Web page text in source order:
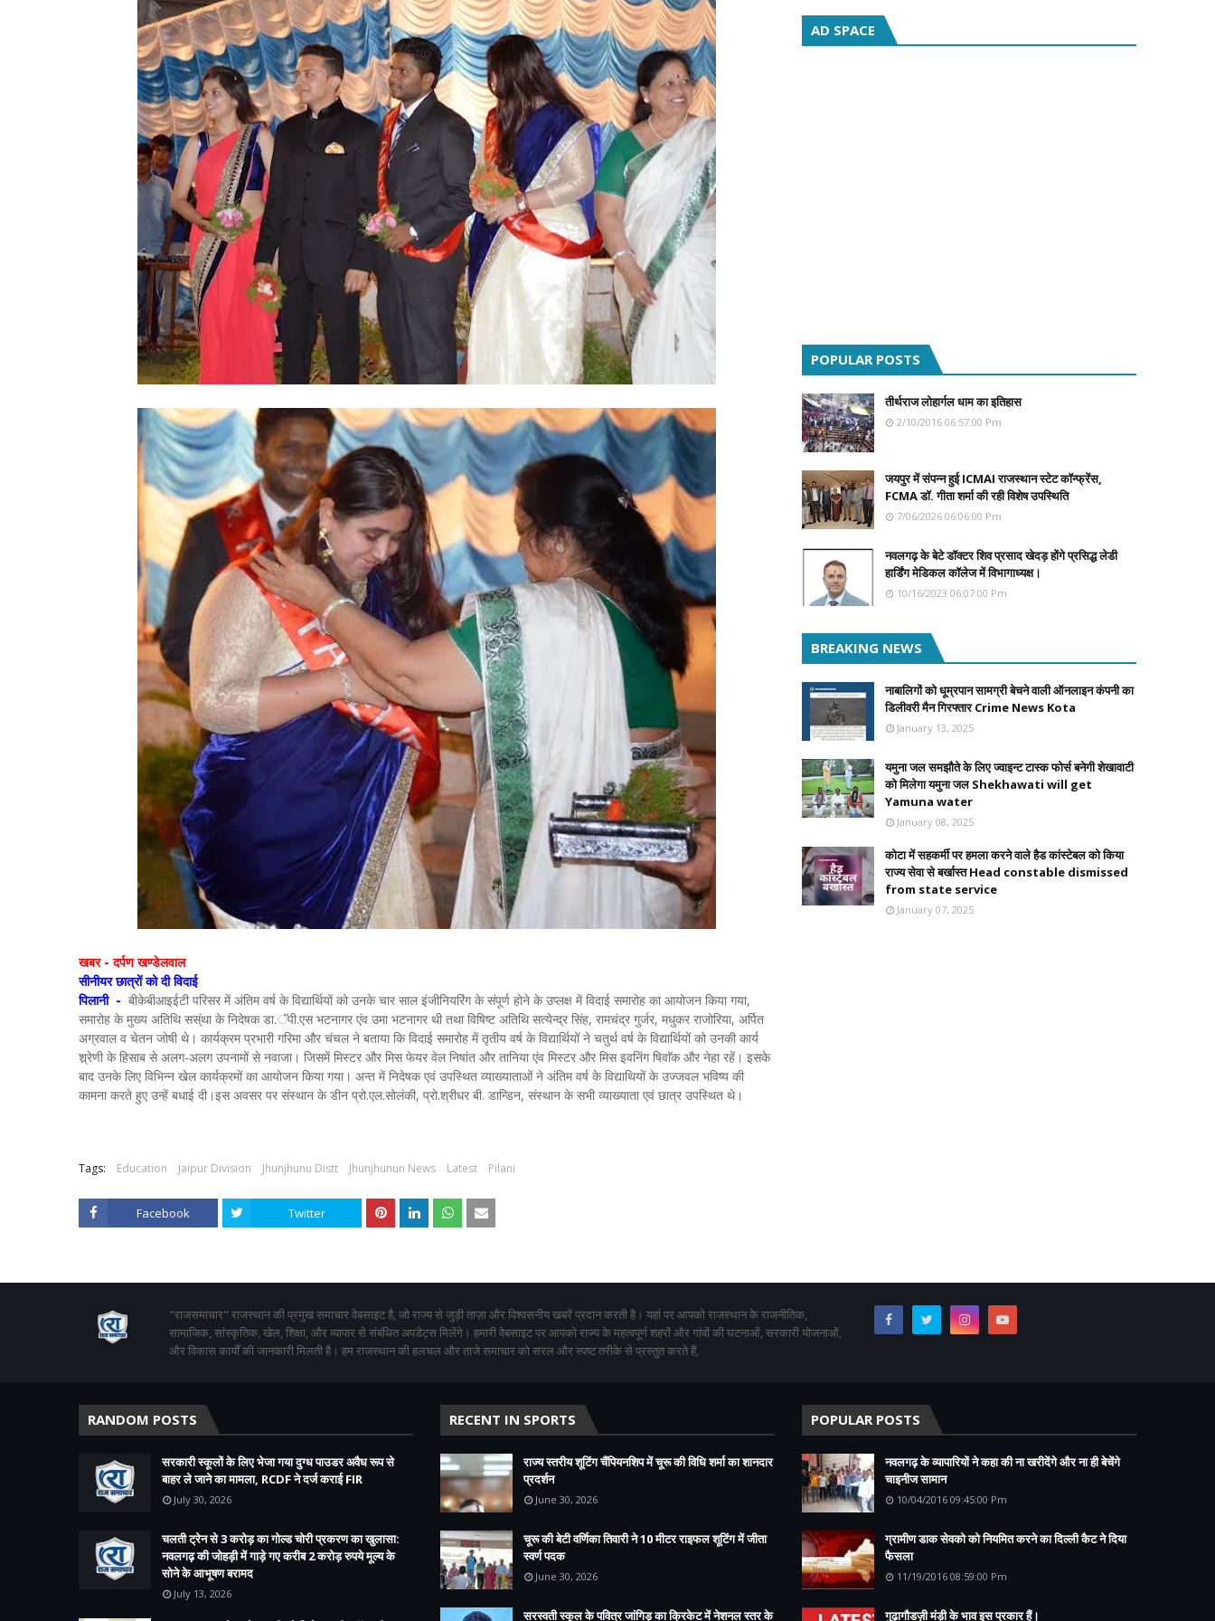
खबर - दर्पण खण्डेलवाल
सीनीयर छात्रों को दी विदाई
पिलानी - बीकेबीआइईटी परिसर में अंतिम वर्ष के विद्यार्थियों को उनके चार साल इंजीनियरिंग के संपूर्ण होने के उप्लक्ष में विदाई समारोह का आयोजन किया गया,
समारोह के मुख्य अतिथि सस्ंथा के निदेषक डा.ॅपी.एस भटनागर एंव उमा भटनागर थी तथा विषिष्ट अतिथि सत्येन्द्र सिंह, रामचंद्र गुर्जर, मधुकर राजोरिया, अर्पित
अग्रवाल व चेतन जोषी थे। कार्यक्रम प्रभारी गरिमा और चंचल ने बताया कि विदाई समारोह में तृतीय वर्ष के विद्यार्थियों ने चतुर्थ वर्ष के विद्यार्थियों को उनकी कार्य
श्र्रेणी के हिसाब से अलग-अलग उपनामों से नवाजा। जिसमें मिस्टर और मिस फेयर वेल निषांत और तानिया एंव मिस्टर और मिस इवनिंग षिवाॅक और नेहा रहें। इसके
बाद उनके लिए विभिन्न खेल कार्यक्रमों का आयोजन किया गया। अन्त में निदेषक एवं उपस्थित व्याख्याताओं ने अंतिम वर्ष के विद्याथियों के उज्जवल भविष्य की
कामना करते हुए उन्हें बधाई दी।इस अवसर पर संस्थान के डीन प्रो.एल.सोलंकी, प्रो.श्रीधर बी. डान्डिन, संस्थान के सभी व्याख्याता एवं छात्र उपस्थित थे।
Tags: Education Jaipur Division Jhunjhunu Distt Jhunjhunun News Latest Pilani
Facebook Twitter
AD SPACE
POPULAR POSTS
तीर्थराज लोहार्गल धाम का इतिहास
2/10/2016 06:57:00 Pm
जयपुर में संपन्न हुई ICMAI राजस्थान स्टेट कॉन्फ्रेंस,
FCMA डॉ. गीता शर्मा की रही विशेष उपस्थिति
7/06/2026 06:06:00 Pm
नवलगढ़ के बेटे डॉक्टर शिव प्रसाद खेदड़ होंगे प्रसिद्ध लेडी
हार्डिंग मेडिकल कॉलेज में विभागाध्यक्ष।
10/16/2023 06:07:00 Pm
BREAKING NEWS
नाबालिगों को धूम्रपान सामग्री बेचने वाली ऑनलाइन कंपनी का
डिलीवरी मैन गिरफ्तार Crime News Kota
January 13, 2025
यमुना जल समझौते के लिए ज्वाइन्ट टास्क फोर्स बनेगी शेखावाटी
को मिलेगा यमुना जल Shekhawati will get
Yamuna water
January 08, 2025
कोटा में सहकर्मी पर हमला करने वाले हैड कांस्टेबल को किया
राज्य सेवा से बर्खास्त Head constable dismissed
from state service
January 07, 2025
"राजसमाचार" राजस्थान की प्रमुख समाचार वेबसाइट है, जो राज्य से जुड़ी ताज़ा और विश्वसनीय खबरें प्रदान करती है। यहां पर आपको राजस्थान के राजनीतिक,
सामाजिक, सांस्कृतिक, खेल, शिक्षा, और व्यापार से संबंधित अपडेट्स मिलेंगे। हमारी वेबसाइट पर आपको राज्य के महत्वपूर्ण शहरों और गांवों की घटनाओं, सरकारी योजनाओं,
और विकास कार्यों की जानकारी मिलती है। हम राजस्थान की हलचल और ताजे समाचार को सरल और स्पष्ट तरीके से प्रस्तुत करते हैं,
RANDOM POSTS
सरकारी स्कूलों के लिए भेजा गया दुग्ध पाउडर अवैध रूप से
बाहर ले जाने का मामला, RCDF ने दर्ज कराई FIR
July 30, 2026
चलती ट्रेन से 3 करोड़ का गोल्ड चोरी प्रकरण का खुलासा:
नवलगढ़ की जोहड़ी में गाड़े गए करीब 2 करोड़ रुपये मूल्य के
सोने के आभूषण बरामद
July 13, 2026
RECENT IN SPORTS
राज्य स्तरीय शूटिंग चैंपियनशिप में चूरू की विधि शर्मा का शानदार
प्रदर्शन
June 30, 2026
चूरू की बेटी वर्णिका तिवारी ने 10 मीटर राइफल शूटिंग में जीता
स्वर्ण पदक
June 30, 2026
सरस्वती स्कूल के पवित्र जांगिड़ का क्रिकेट में नेशनल स्तर के
POPULAR POSTS
नवलगढ़ के व्यापारियों ने कहा की ना खरीदेंगे और ना ही बेचेंगे
चाइनीज सामान
10/04/2016 09:45:00 Pm
ग्रामीण डाक सेवको को नियमित करने का दिल्ली कैट ने दिया
फैसला
11/19/2016 08:59:00 Pm
गुढ़ागौडज़ी मंड़ी के भाव इस प्रकार हैं।